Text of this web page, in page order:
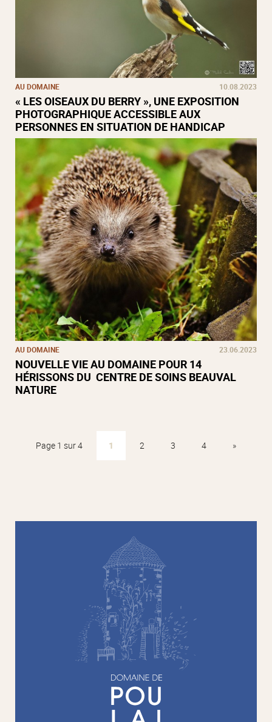
AU DOMAINE 10.08.2023
« LES OISEAUX DU BERRY », UNE EXPOSITION
PHOTOGRAPHIQUE ACCESSIBLE AUX
PERSONNES EN SITUATION DE HANDICAP
AU DOMAINE 23.06.2023
NOUVELLE VIE AU DOMAINE POUR 14
HÉRISSONS DU CENTRE DE SOINS BEAUVAL
NATURE
Page 1 sur 4 1 2 3 4 »